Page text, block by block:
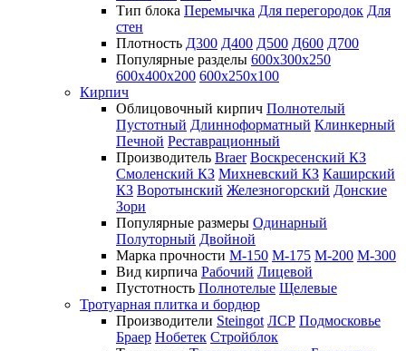
Тип блока Перемычка Для перегородок Для
стен
Плотность Д300 Д400 Д500 Д600 Д700
Популярные разделы 600х300х250
600х400х200 600х250х100
Кирпич
Облицовочный кирпич Полнотелый
Пустотный Длинноформатный Клинкерный
Печной Реставрационный
Производитель Braer Воскресенский КЗ
Смоленский КЗ Михневский КЗ Каширский
КЗ Воротынский Железногорский Донские
Зори
Популярные размеры Одинарный
Полуторный Двойной
Марка прочности М-150 М-175 М-200 М-300
Вид кирпича Рабочий Лицевой
Пустотность Полнотелые Щелевые
Тротуарная плитка и бордюр
Производители Steingot ЛСР Подмосковье
Браер Нобетек Стройблок